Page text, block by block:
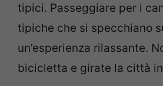
tipici. Passeggiare per i
tipiche che si specchiano
un’esperienza rilassante.
bicicletta e girate la città